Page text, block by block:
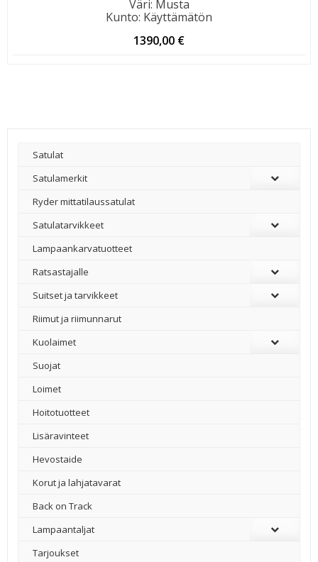
Väri: Musta
Kunto: Käyttämätön
1390,00 €
Satulat
Satulamerkit
Ryder mittatilaussatulat
Satulatarvikkeet
–
Lampaankarvatuotteet
Ratsastajalle
Suitset ja tarvikkeet
Riimut ja riimunnarut
Kuolaimet
Suojat
Loimet
Hoitotuotteet
Lisäravinteet
Hevostaide
Korut ja lahjatavarat
Back on Track
Lampaantaljat
Tarjoukset